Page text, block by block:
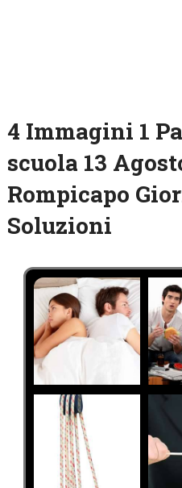
4 Immagini 1
scuola 13
Rompicapo
Soluzioni